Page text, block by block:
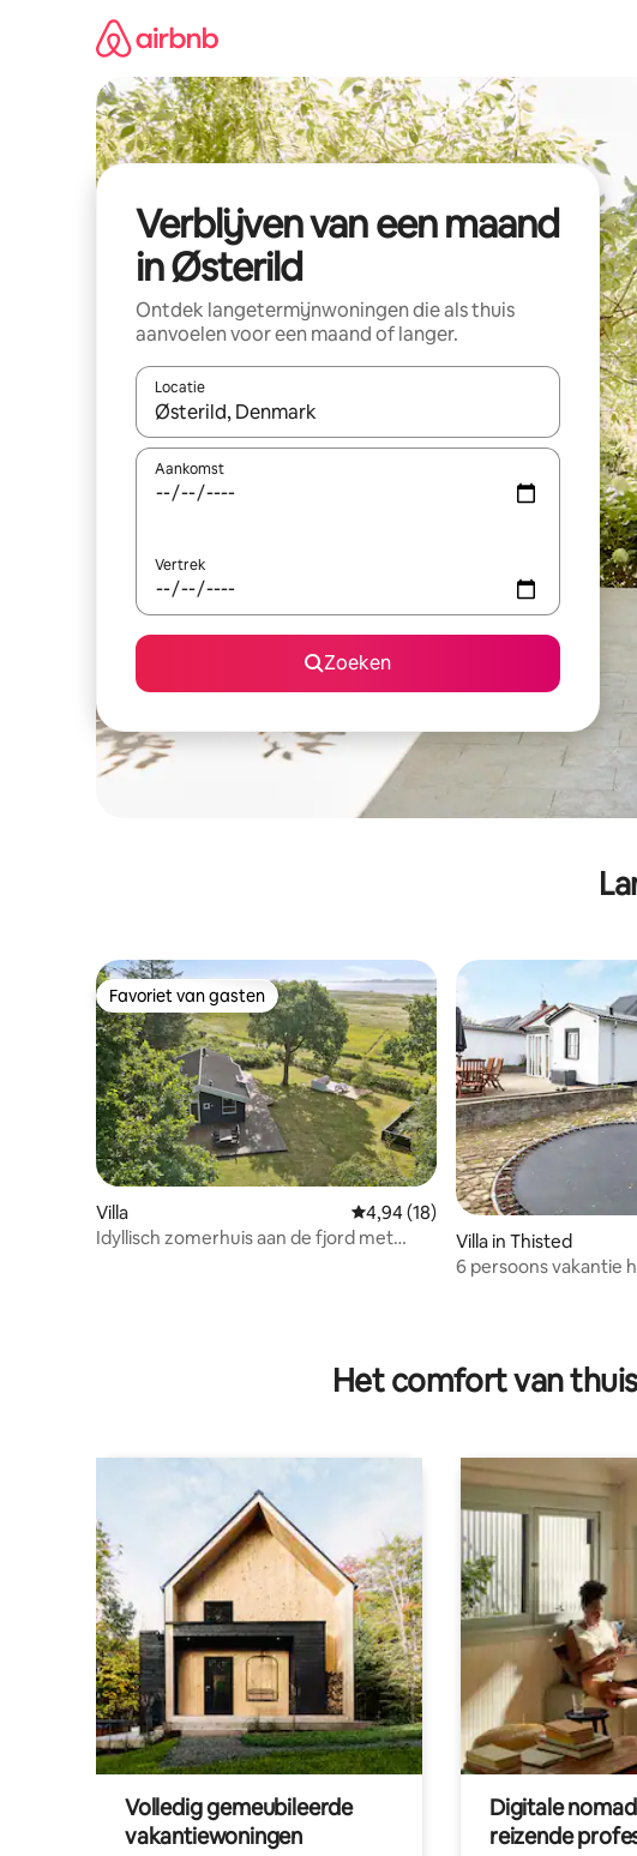
Verblijven van een maand
in Østerild
Ontdek langetermijnwoningen die als thuis
aanvoelen voor een maand of langer.
Locatie
Wanneer er resultaten beschikbaar zijn, maak je een keuze
Aankomst
Vertrek
Zoeken
Favoriet van gasten
Favoriet van gasten
Villa Gemiddelde beoordeling van 4,94
4,94 (18)
Idyllisch zomerhuis aan de fjord met
Villa in Thisted
6 persoons vakantie
Het comfort van
Volledig gemeubileerde
vakantiewoningen
Digitale
reizende